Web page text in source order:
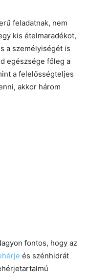
feladatnak, nem
kis ételmaradékot,
a személyiségét is
egészsége főleg a
a felelősségteljes
akkor három
fontos, hogy az
és szénhidrát